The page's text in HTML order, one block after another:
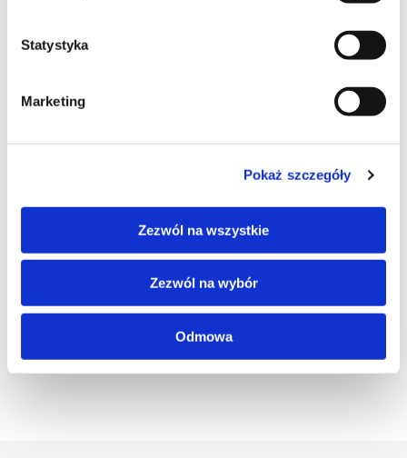
Statystyka
Marketing
Pokaż szczegóły
Zezwól na wszystkie
Zezwól na wybór
Odmowa
Zapamiętaj moje dane w tej przeglądarce podczas pisania kolejnych
Podziel się: